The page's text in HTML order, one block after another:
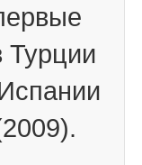
Турции